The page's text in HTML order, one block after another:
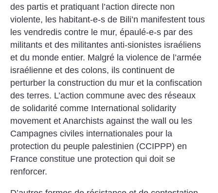
des partis et pratiquant l’action directe non
violente, les habitant-e-s de Bili’n manifestent tous
les vendredis contre le mur, épaulé-e-s par des
militants et des militantes anti-sionistes israéliens
et du monde entier. Malgré la violence de l’armée
israélienne et des colons, ils continuent de
perturber la construction du mur et la confiscation
des terres. L’action commune avec des réseaux
de solidarité comme International solidarity
movement et Anarchists against the wall ou les
Campagnes civiles internationales pour la
protection du peuple palestinien (CCIPPP) en
France constitue une protection qui doit se
renforcer.